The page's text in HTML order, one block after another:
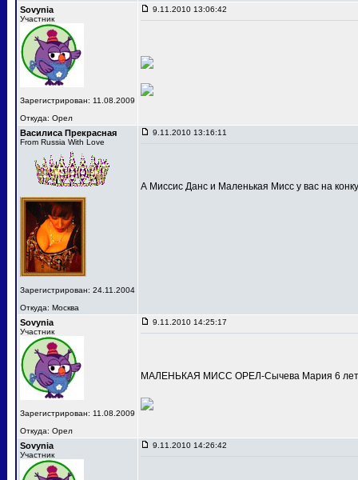
Sovynia
Участник
Зарегистрирован: 11.08.2009
Откуда: Орел
9.11.2010 13:06:42
Василиса Прекрасная
From Russia With Love
Зарегистрирован: 24.11.2004
Откуда: Москва
9.11.2010 13:16:11
А Миссис Данс и Маленькая Мисс у вас на
Sovynia
Участник
Зарегистрирован: 11.08.2009
Откуда: Орел
9.11.2010 14:25:17
МАЛЕНЬКАЯ МИСС ОРЕЛ-Сычева Мария 6
Sovynia
Участник
9.11.2010 14:26:42